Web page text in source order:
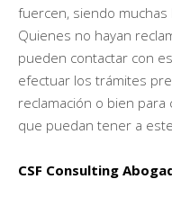
fuercen, siendo muchas
Quienes no hayan
pueden contactar con
efectuar los trámites
reclamación o bien
que puedan tener a
CSF Consulting